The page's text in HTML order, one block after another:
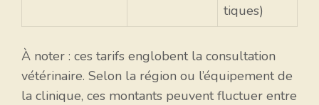
tiques)
À noter : ces tarifs englobent la consultation
vétérinaire. Selon la région ou l’équipement de
la clinique, ces montants peuvent fluctuer entre